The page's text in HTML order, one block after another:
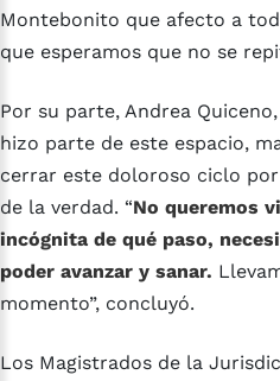
Montebonito que afecto a
que esperamos que no se
Por su parte, Andrea
hizo parte de este espacio,
cerrar este doloroso ciclo
de la verdad. “No queremos
incógnita de qué paso,
poder avanzar y sanar.
momento”, concluyó.
Los Magistrados de la